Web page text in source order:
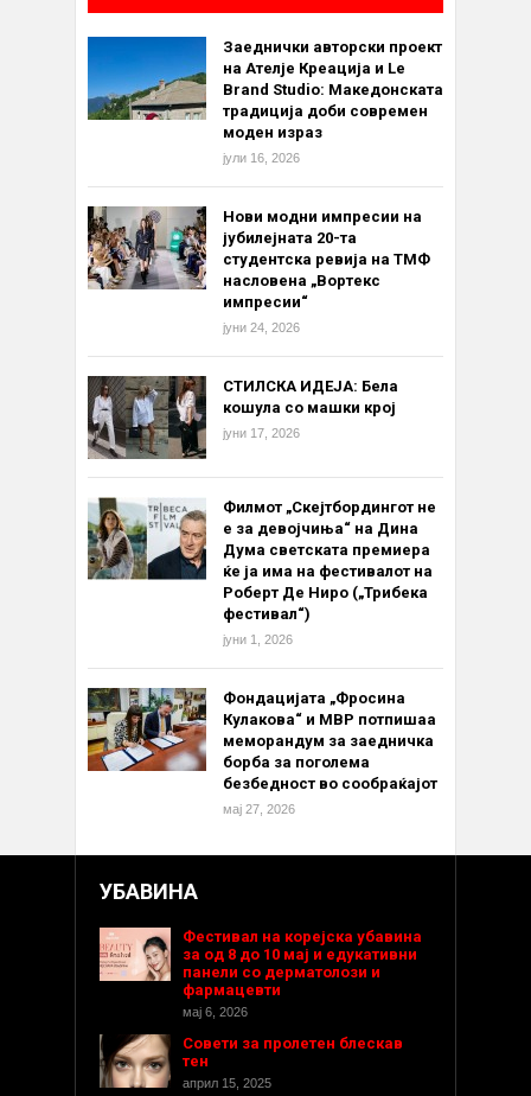
Заеднички авторски проект
на Ателје Креација и Le
Brand Studio: Македонската
традиција доби современ
моден израз
јули 16, 2026
Нови модни импресии на
јубилејната 20-та
студентска ревија на ТМФ
насловена „Вортекс
импресии“
јуни 24, 2026
СТИЛСКА ИДЕЈА: Бела
кошула со машки крој
јуни 17, 2026
Филмот „Скејтбордингот не
е за девојчиња“ на Дина
Дума светската премиера
ќе ја има на фестивалот на
Роберт Де Ниро („Трибека
фестивал“)
јуни 1, 2026
Фондацијата „Фросина
Кулакова“ и МВР потпишаа
меморандум за заедничка
борба за поголема
безбедност во сообраќајот
мај 27, 2026
УБАВИНА
Фестивал на корејска убавина
за од 8 до 10 мај и едукативни
панели со дерматолози и
фармацевти
мај 6, 2026
Совети за пролетен блескав
тен
април 15, 2025